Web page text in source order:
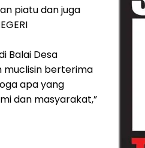
piatu dan juga
Balai Desa
muclisin berterima
apa yang
dan masyarakat,”